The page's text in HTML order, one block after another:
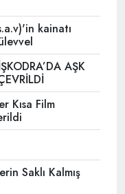
kainatı
AŞK
Kısa Film
Saklı Kalmış